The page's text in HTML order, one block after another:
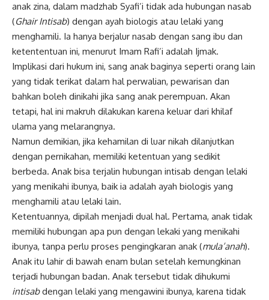
anak zina, dalam madzhab Syafi’i tidak ada hubungan nasab
(Ghair Intisab) dengan ayah biologis atau lelaki yang
menghamili. Ia hanya berjalur nasab dengan sang ibu dan
ketententuan ini, menurut Imam Rafi’i adalah Ijmak.
Implikasi dari hukum ini, sang anak baginya seperti orang lain
yang tidak terikat dalam hal perwalian, pewarisan dan
bahkan boleh dinikahi jika sang anak perempuan. Akan
tetapi, hal ini makruh dilakukan karena keluar dari khilaf
ulama yang melarangnya.
Namun demikian, jika kehamilan di luar nikah dilanjutkan
dengan pernikahan, memiliki ketentuan yang sedikit
berbeda. Anak bisa terjalin hubungan intisab dengan lelaki
yang menikahi ibunya, baik ia adalah ayah biologis yang
menghamili atau lelaki lain.
Ketentuannya, dipilah menjadi dual hal. Pertama, anak tidak
memiliki hubungan apa pun dengan lekaki yang menikahi
ibunya, tanpa perlu proses pengingkaran anak (mula’anah).
Anak itu lahir di bawah enam bulan setelah kemungkinan
terjadi hubungan badan. Anak tersebut tidak dihukumi
intisabdengan lelaki yang mengawini ibunya, karena tidak